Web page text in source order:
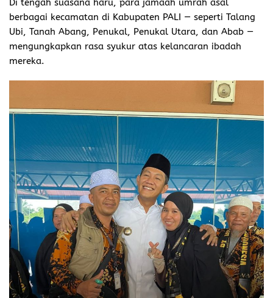
Di tengah suasana haru, para jamaah umrah asal
berbagai kecamatan di Kabupaten PALI — seperti Talang
Ubi, Tanah Abang, Penukal, Penukal Utara, dan Abab —
mengungkapkan rasa syukur atas kelancaran ibadah
mereka.